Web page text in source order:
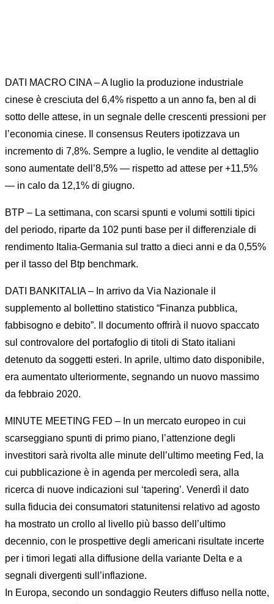
DATI MACRO CINA – A luglio la produzione industriale
cinese è cresciuta del 6,4% rispetto a un anno fa, ben al di
sotto delle attese, in un segnale delle crescenti pressioni per
l’economia cinese. Il consensus Reuters ipotizzava un
incremento di 7,8%. Sempre a luglio, le vendite al dettaglio
sono aumentate dell’8,5% — rispetto ad attese per +11,5%
— in calo da 12,1% di giugno.
BTP – La settimana, con scarsi spunti e volumi sottili tipici
del periodo, riparte da 102 punti base per il differenziale di
rendimento Italia-Germania sul tratto a dieci anni e da 0,55%
per il tasso del Btp benchmark.
DATI BANKITALIA – In arrivo da Via Nazionale il
supplemento al bollettino statistico “Finanza pubblica,
fabbisogno e debito”. Il documento offrirà il nuovo spaccato
sul controvalore del portafoglio di titoli di Stato italiani
detenuto da soggetti esteri. In aprile, ultimo dato disponibile,
era aumentato ulteriormente, segnando un nuovo massimo
da febbraio 2020.
MINUTE MEETING FED – In un mercato europeo in cui
scarseggiano spunti di primo piano, l’attenzione degli
investitori sarà rivolta alle minute dell’ultimo meeting Fed, la
cui pubblicazione è in agenda per mercoledì sera, alla
ricerca di nuove indicazioni sul ‘tapering’. Venerdì il dato
sulla fiducia dei consumatori statunitensi relativo ad agosto
ha mostrato un crollo al livello più basso dell’ultimo
decennio, con le prospettive degli americani risultate incerte
per i timori legati alla diffusione della variante Delta e a
segnali divergenti sull’inflazione.
In Europa, secondo un sondaggio Reuters diffuso nella notte,